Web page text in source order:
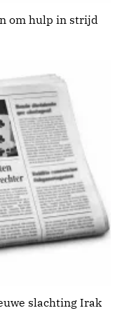
om hulp in strijd
slachting Irak